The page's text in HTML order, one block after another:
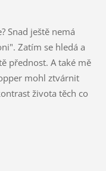
Snad ještě nemá
Zatím se hledá a
přednost. A také mě
mohl ztvárnit
života těch co